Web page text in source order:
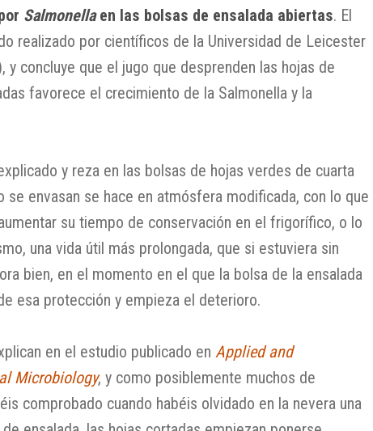
Salmonellaen las bolsas de ensalada abiertas. El
realizado por científicos de la Universidad de Leicester
y concluye que el jugo que desprenden las hojas de
favorece el crecimiento de la Salmonella y la
y reza en las bolsas de hojas verdes de cuarta
se envasan se hace en atmósfera modificada, con lo que
su tiempo de conservación en el frigorífico, o lo
una vida útil más prolongada, que si estuviera sin
bien, en el momento en el que la bolsa de la ensalada
esa protección y empieza el deterioro.
en el estudio publicado enApplied and
Microbiology, y como posiblemente muchos de
comprobado cuando habéis olvidado en la nevera una